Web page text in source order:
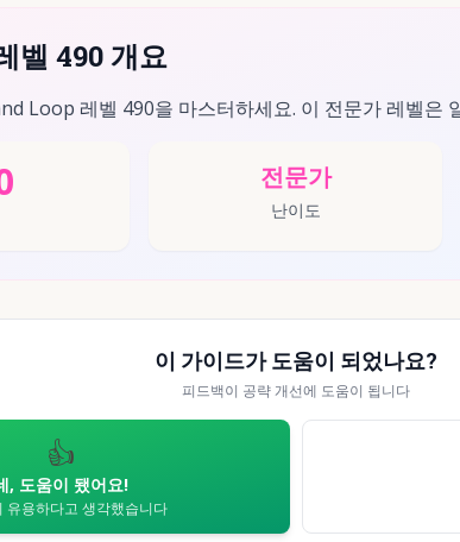
벨 490 개요
Loop 레벨 490을 마스터하세요. 이 전문가 레벨은
전문가
난이도
이 가이드가 도움이 되었나요?
피드백이 공략 개선에 도움이 됩니다
👍
, 도움이 됐어요!
유용하다고 생각했습니다